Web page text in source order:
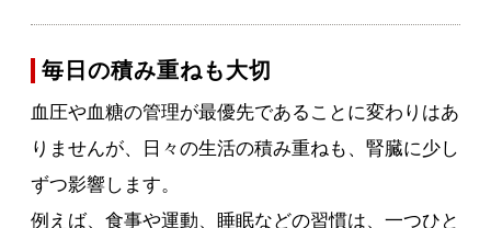
毎日の積み重ねも大切
血圧や血糖の管理が最優先であることに変わりはあ
りませんが、日々の生活の積み重ねも、腎臓に少し
ずつ影響します。
例えば、食事や運動、睡眠などの習慣は、一つひと